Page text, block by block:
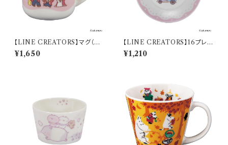
【LINE CREATORS】マグ（う
さまる10th）【うさまる10th】 LI
N81-11
¥1,650
【LINE CREATORS】16プレー
ト（うさまる10th）【うさまる10t
h】 LIN81-318
¥1,210